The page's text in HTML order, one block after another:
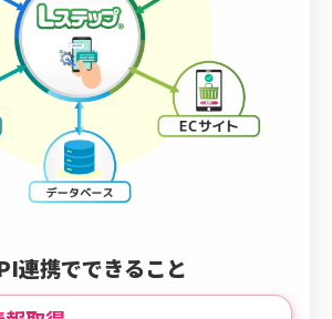
連携でできること